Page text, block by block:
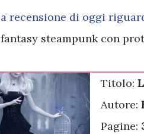
a recensione di oggi
fantasy steampunk con
Titolo:
Autore:
Pagine: